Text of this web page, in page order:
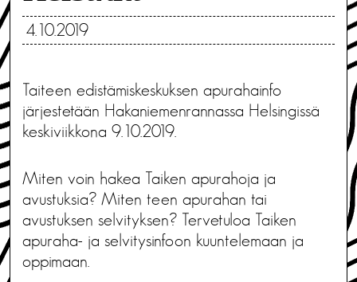
4.10.2019
Taiteen edistämiskeskuksen apurahainfo
järjestetään Hakaniemenrannassa Helsingissä
keskiviikkona 9.10.2019.
Miten voin hakea Taiken apurahoja ja
avustuksia? Miten teen apurahan tai
avustuksen selvityksen? Tervetuloa Taiken
apuraha- ja selvitysinfoon kuuntelemaan ja
oppimaan.